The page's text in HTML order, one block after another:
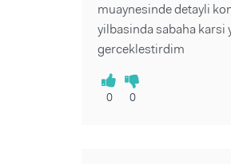
muaynesinde detayli
yilbasinda sabaha
gerceklestirdim
0 0